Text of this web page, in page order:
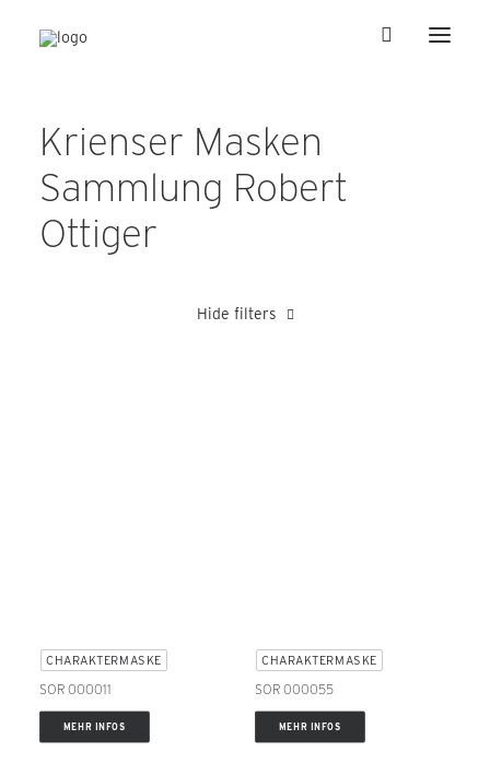
Krienser Masken
Sammlung Robert
Ottiger
Hide filters
CHARAKTERMASKE
SOR 000011
MEHR INFOS
CHARAKTERMASKE
SOR 000055
MEHR INFOS